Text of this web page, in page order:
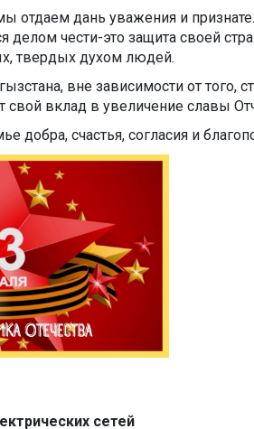
отдаем дань уважения и
делом чести-это защита своей
твердых духом людей.
вне зависимости от того,
свой вклад в увеличение славы
добра, счастья, согласия и
сетей